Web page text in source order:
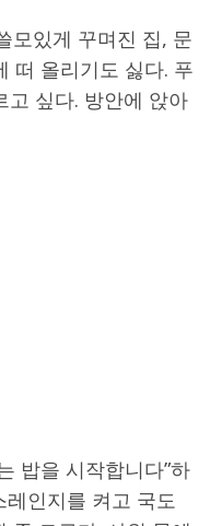
모있게 꾸며진 집, 문
떠 올리기도 싫다. 푸
고 싶다. 방안에 앉아
밥을 시작합니다”하
인지를 켜고 국도